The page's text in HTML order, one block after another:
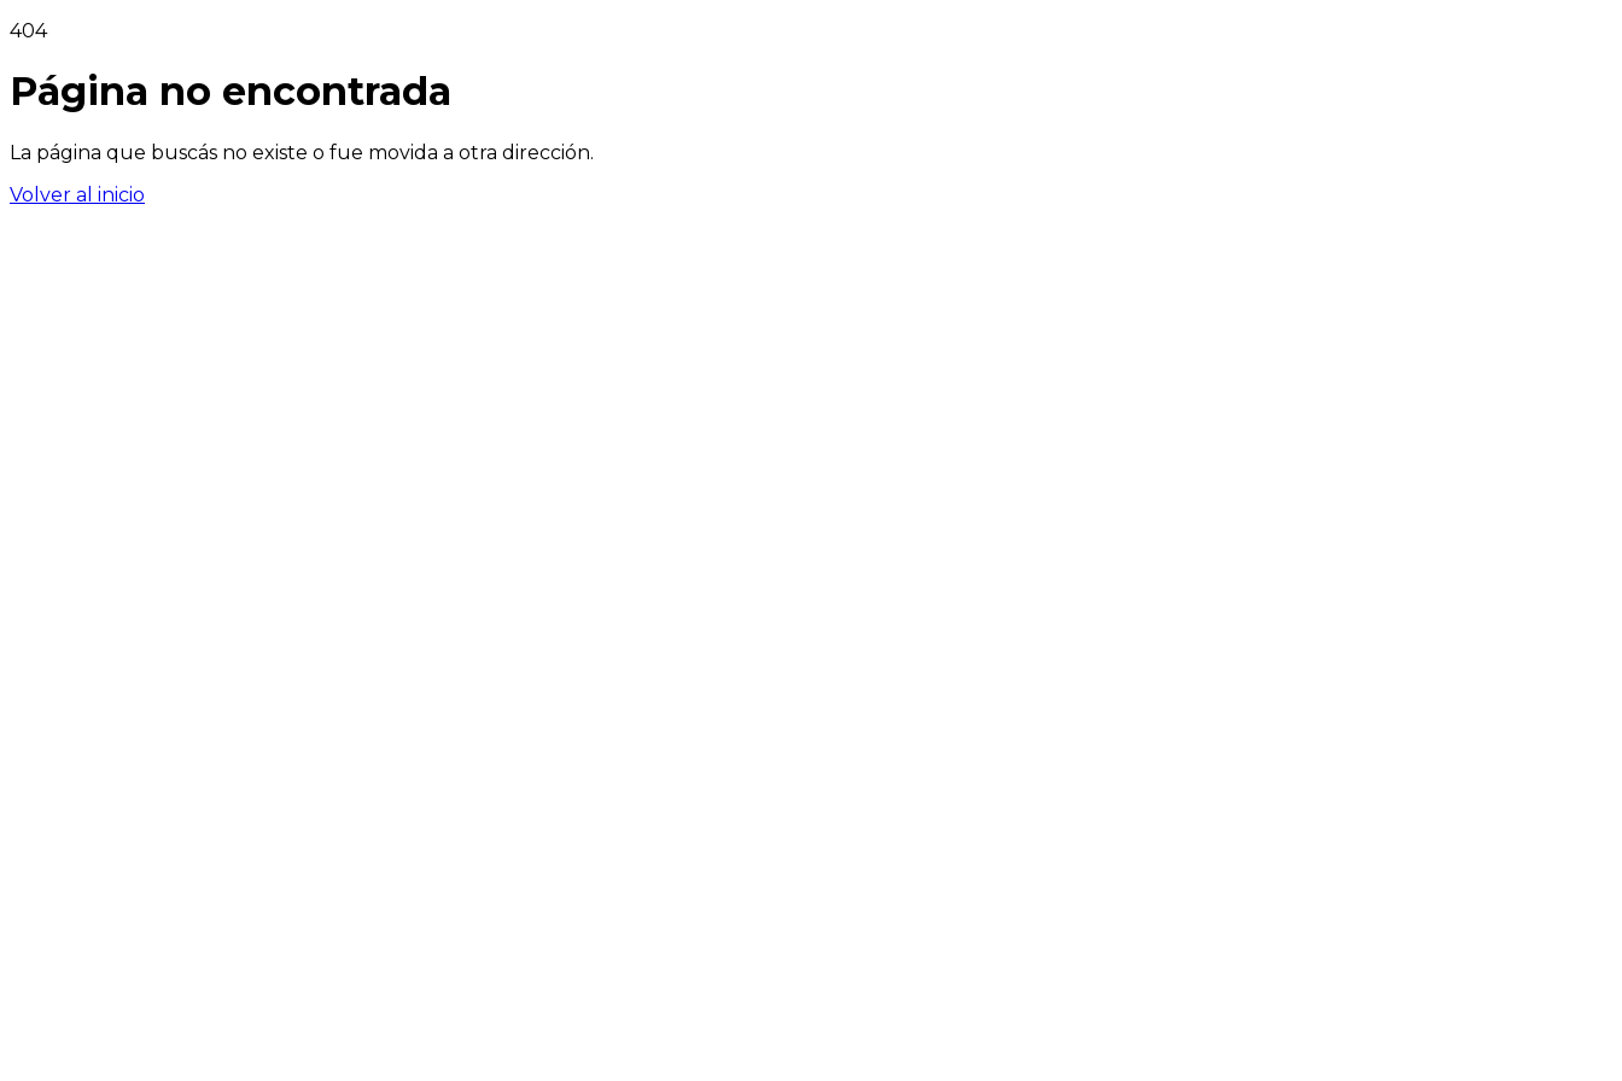
404
Página no encontrada
La página que buscás no existe o fue movida a otra dirección.
Volver al inicio